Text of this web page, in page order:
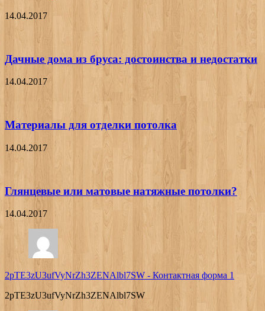
14.04.2017
Дачные дома из бруса: достоинства и недостатки
14.04.2017
Материалы для отделки потолка
14.04.2017
Глянцевые или матовые натяжные потолки?
14.04.2017
2pTE3zU3ufVyNrZh3ZENAlbl7SW - Контактная форма 1
2pTE3zU3ufVyNrZh3ZENAlbl7SW